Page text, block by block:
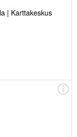
| Karttakeskus